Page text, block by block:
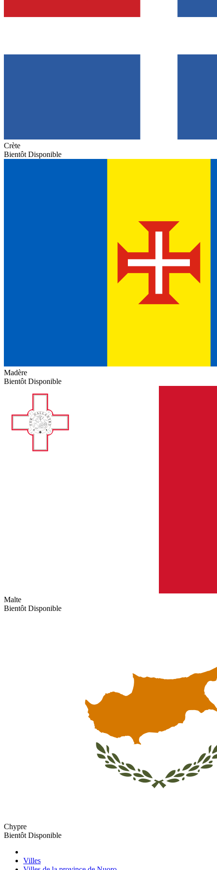
Crète
Bientôt Disponible
Madère
Bientôt Disponible
Malte
Bientôt Disponible
Chypre
Bientôt Disponible
Villes